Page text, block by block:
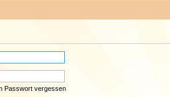
Passwort vergessen